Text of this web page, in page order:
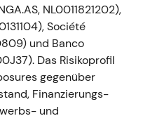
[22], [24] ,[28]
von einer
zu einem
Investoren
Klarheit, Analysten
Einnahmeseite
NL0011821202),
Société
und Banco
Das Risikoprofil
gegenüber
Finanzierungs-
und